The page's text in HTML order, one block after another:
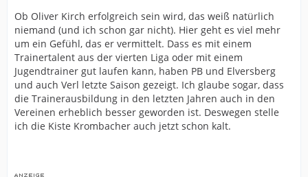
Was ich ebenfalls kritisch sehe, sind die teilweise schon
fast euphorischen Vorschusslorbeeren für Oliver Kirch.
Ich finde die Verpflichtung interessant und
nachvollziehbar, aber Stand heute hat er für Arminia
noch kein einziges Pflichtspiel bestritten. Ihn bereits
jetzt als “Top-Trainertalent” und langfristigen
Erfolgsgaranten zu feiern, wirkt auf mich nicht seriöser
als die reflexhafte Kritik, die beim ersten kleinen
Rückschlag wieder einsetzen würde.
jeder Kritik steht. Er hat gute Entscheidungen getroffen,
Ob Oliver Kirch erfolgreich sein wird, das weiß natürlich
niemand (und ich schon gar nicht). Hier geht es viel mehr
um ein Gefühl, das er vermittelt. Dass es mit einem
Trainertalent aus der vierten Liga oder mit einem
Jugendtrainer gut laufen kann, haben PB und Elversberg
und auch Verl letzte Saison gezeigt. Ich glaube sogar, dass
die Trainerausbildung in den letzten Jahren auch in den
Vereinen erheblich besser geworden ist. Deswegen stelle
ich die Kiste Krombacher auch jetzt schon kalt.